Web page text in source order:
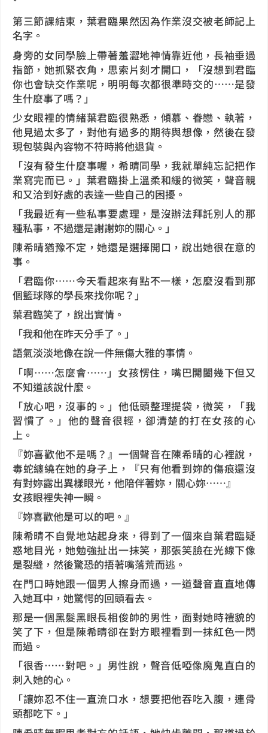
第三節課結束，葉君臨果然因為作業沒交被老師記上
名字。
身旁的女同學臉上帶著羞澀地神情靠近他，長袖垂過
指節，她抓緊衣角，思索片刻才開口，「沒想到君臨
你也會缺交作業呢，明明每次都很準時交的……是發
生什麼事了嗎？」
少女眼裡的情緒葉君臨很熟悉，傾慕、眷戀、執著，
他見過太多了，對他有過多的期待與想像，然後在發
現包裝與內容物不符時將他退貨。
「沒有發生什麼事喔，希晴同學，我就單純忘記把作
業寫完而已。」葉君臨掛上溫柔和緩的微笑，聲音親
和又洽到好處的表達一些自己的困擾。
「我最近有一些私事要處理，是沒辦法拜託別人的那
種私事，不過還是謝謝妳的關心。」
陳希晴猶豫不定，她還是選擇開口，說出她很在意的
事。
「君臨你……今天看起來有點不一樣，怎麼沒看到那
個籃球隊的學長來找你呢？」
葉君臨笑了，說出實情。
「我和他在昨天分手了。」
語氣淡淡地像在說一件無傷大雅的事情。
「啊……怎麼會……」女孩愣住，嘴巴開闔幾下但又
不知道該說什麼。
「放心吧，沒事的。」他低頭整理提袋，微笑，「我
習慣了。」他的聲音很輕，卻清楚的打在女孩的心
上。
『妳喜歡他不是嗎？』一個聲音在陳希晴的心裡說，
毒蛇纏繞在她的身子上，『只有他看到妳的傷痕還沒
有對妳露出異樣眼光，他陪伴著妳，關心妳……』
女孩眼裡失神一瞬。
『妳喜歡他是可以的吧。』
陳希晴不自覺地站起身來，得到了一個來自葉君臨疑
惑地目光，她勉強扯出一抹笑，那張笑臉在光線下像
是裂縫，然後驚恐的捂著嘴落荒而逃。
在門口時她跟一個男人擦身而過，一道聲音直直地傳
入她耳中，她驚愕的回頭看去。
那是一個黑髮黑眼長相俊帥的男性，面對她時禮貌的
笑了下，但是陳希晴卻在對方眼裡看到一抹紅色一閃
而過。
「很香……對吧。」男性說，聲音低啞像魔鬼直白的
刺入她的心。
「讓妳忍不住一直流口水，想要把他吞吃入腹，連骨
頭都吃下。」